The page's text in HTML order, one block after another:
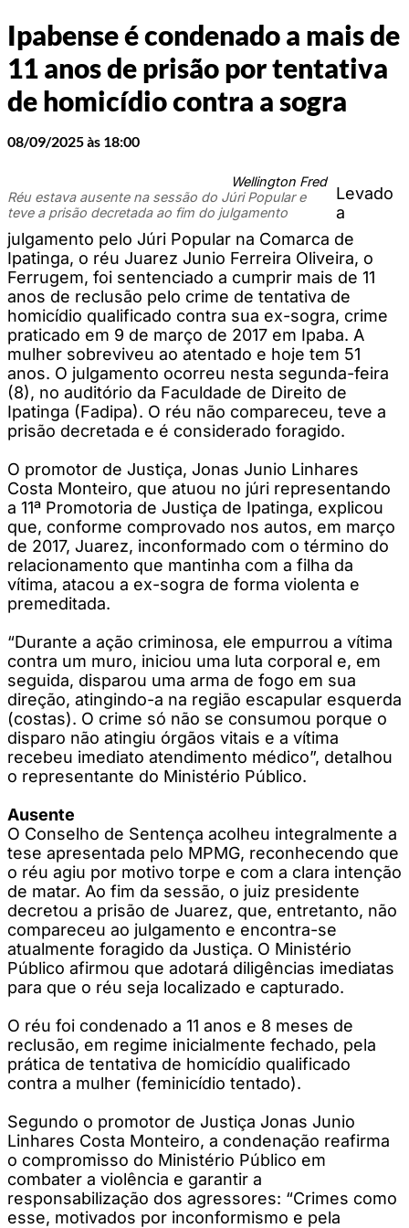
Ipabense é condenado a mais de
11 anos de prisão por tentativa
de homicídio contra a sogra
08/09/2025 às 18:00
Wellington Fred
Réu estava ausente na sessão do Júri Popular e
teve a prisão decretada ao fim do julgamento
Levado
a
julgamento pelo Júri Popular na Comarca de
Ipatinga, o réu Juarez Junio Ferreira Oliveira, o
Ferrugem, foi sentenciado a cumprir mais de 11
anos de reclusão pelo crime de tentativa de
homicídio qualificado contra sua ex-sogra, crime
praticado em 9 de março de 2017 em Ipaba. A
mulher sobreviveu ao atentado e hoje tem 51
anos. O julgamento ocorreu nesta segunda-feira
(8), no auditório da Faculdade de Direito de
Ipatinga (Fadipa). O réu não compareceu, teve a
prisão decretada e é considerado foragido.
O promotor de Justiça, Jonas Junio Linhares
Costa Monteiro, que atuou no júri representando
a 11ª Promotoria de Justiça de Ipatinga, explicou
que, conforme comprovado nos autos, em março
de 2017, Juarez, inconformado com o término do
relacionamento que mantinha com a filha da
vítima, atacou a ex-sogra de forma violenta e
premeditada.
“Durante a ação criminosa, ele empurrou a vítima
contra um muro, iniciou uma luta corporal e, em
seguida, disparou uma arma de fogo em sua
direção, atingindo-a na região escapular esquerda
(costas). O crime só não se consumou porque o
disparo não atingiu órgãos vitais e a vítima
recebeu imediato atendimento médico”, detalhou
o representante do Ministério Público.
Ausente
O Conselho de Sentença acolheu integralmente a
tese apresentada pelo MPMG, reconhecendo que
o réu agiu por motivo torpe e com a clara intenção
de matar. Ao fim da sessão, o juiz presidente
decretou a prisão de Juarez, que, entretanto, não
compareceu ao julgamento e encontra-se
atualmente foragido da Justiça. O Ministério
Público afirmou que adotará diligências imediatas
para que o réu seja localizado e capturado.
O réu foi condenado a 11 anos e 8 meses de
reclusão, em regime inicialmente fechado, pela
prática de tentativa de homicídio qualificado
contra a mulher (feminicídio tentado).
Segundo o promotor de Justiça Jonas Junio
Linhares Costa Monteiro, a condenação reafirma
o compromisso do Ministério Público em
combater a violência e garantir a
responsabilização dos agressores: “Crimes como
esse, motivados por inconformismo e pela